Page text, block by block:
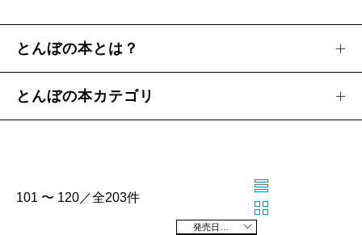
とんぼの本とは？
とんぼの本カテゴリ
101 〜 120／全203件